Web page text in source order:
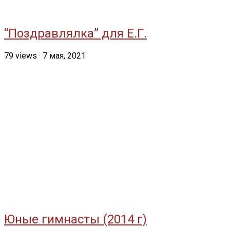
“Поздравлялка” для Е.Г.
79 views · 7 мая, 2021
Юные гимнасты (2014 г)